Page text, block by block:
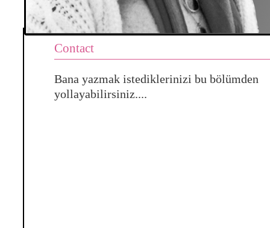
Contact
Bana yazmak istediklerinizi bu bölümden
yollayabilirsiniz....